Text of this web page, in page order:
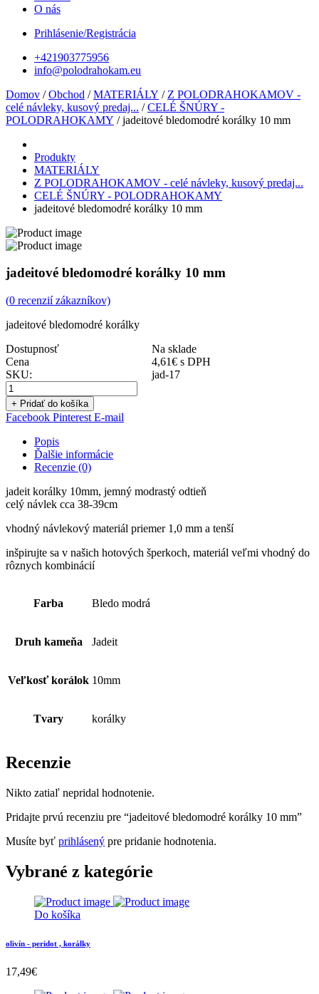
O nás
Prihlásenie/Registrácia
+421903775956
info@polodrahokam.eu
Domov /Obchod /MATERIÁLY / Z POLODRAHOKAMOV -
celé návleky, kusový predaj... /CELÉ ŠNÚRY -
POLODRAHOKAMY / jadeitové bledomodré korálky 10 mm
Produkty
MATERIÁLY
Z POLODRAHOKAMOV - celé návleky, kusový predaj...
CELÉ ŠNÚRY - POLODRAHOKAMY
jadeitové bledomodré korálky 10 mm
jadeitové bledomodré korálky 10 mm
(0 recenzií zákazníkov)
jadeitové bledomodré korálky
Dostupnosť
Na sklade
Cena
4,61€ s DPH
SKU:
jad-17
+ Pridať do košíka
Facebook Pinterest E-mail
Popis
Ďalšie informácie
Recenzie (0)
jadeit korálky 10mm, jemný modrastý odtieň
celý návlek cca 38-39cm
vhodný návlekový materiál priemer 1,0 mm a tenší
inšpirujte sa v našich hotových šperkoch, materiál veľmi vhodný do
rôznych kombinácií
Farba Bledo modrá
Druh kameňa Jadeit
Veľkosť korálok 10mm
Tvary korálky
Recenzie
Nikto zatiaľ nepridal hodnotenie.
Pridajte prvú recenziu pre “jadeitové bledomodré korálky 10 mm”
Musíte byť prihlásený pre pridanie hodnotenia.
Vybrané z kategórie
Do košíka
olivín - peridot , korálky
17,49€